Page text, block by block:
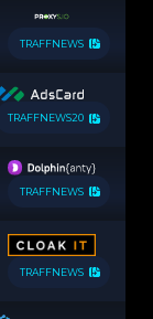
TRAFFNEWS
TRAFFNEWS20
TRAFFNEWS
TRAFFNEWS